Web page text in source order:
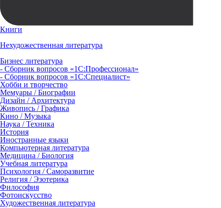
Книги
Нехудожественная литература
Бизнес литература
- Сборник вопросов «1С:Профессионал»
- Сборник вопросов «1С:Специалист»
Хобби и творчество
Мемуары / Биографии
Дизайн / Архитектура
Живопись / Графика
Кино / Музыка
Наука / Техника
История
Иностранные языки
Компьютерная литература
Медицина / Биология
Учебная литература
Психология / Саморазвитие
Религия / Эзотерика
Философия
Фотоискусство
Художественная литература